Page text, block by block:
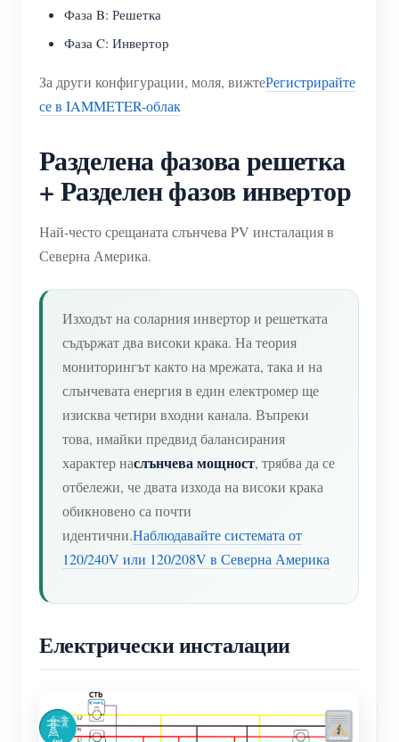
Фаза B: Решетка
Фаза C: Инвертор
За други конфигурации, моля, вижтеРегистрирайте
се в IAMMETER-облак
Разделена фазова решетка
+ Разделен фазов инвертор
Най-често срещаната слънчева PV инсталация в
Северна Америка.
Изходът на соларния инвертор и решетката
съдържат два високи крака. На теория
мониторингът както на мрежата, така и на
слънчевата енергия в един електромер ще
изисква четири входни канала. Въпреки
това, имайки предвид балансирания
характер наслънчева мощност, трябва да се
отбележи, че двата изхода на високи крака
обикновено са почти
идентични.Наблюдавайте системата от
120/240V или 120/208V в Северна Америка
Електрически инсталации